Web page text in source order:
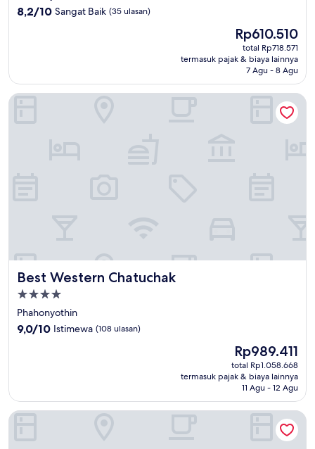
3.5
8.2
ulasan)
8,2/10 Sangat Baik (35 ulasan)
Harga
sekarang
Rp610.510
Rp610.510
total Rp718.571
termasuk pajak & biaya lainnya
7 Agu - 8 Agu
Best Western Chatuchak
Best Western Chatuchak
Properti
bintang
4.0
Phahonyothin
9.0
9,0/10 Istimewa (108 ulasan)
Harga
sekarang
Rp989.411
Rp989.411
total Rp1.058.668
termasuk pajak & biaya lainnya
11 Agu - 12 Agu
Best Western Chatuchak
The Plimplace 2